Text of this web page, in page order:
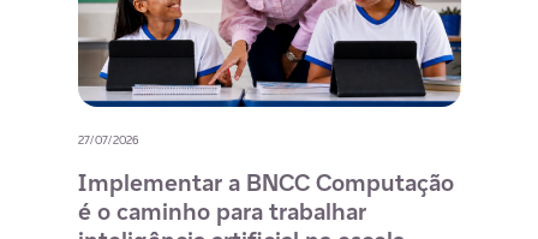
27/07/2026
Implementar a BNCC Computação
é o caminho para trabalhar